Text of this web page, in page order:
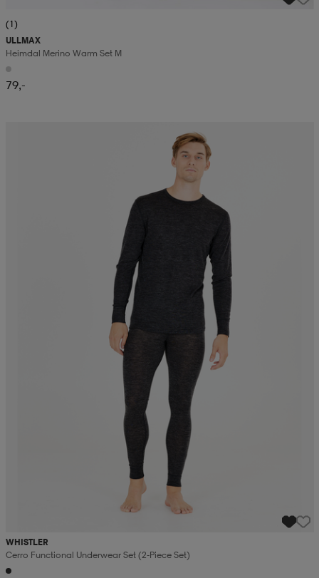
(1)
ULLMAX
Heimdal Merino Warm Set M
79,-
WHISTLER
Cerro Functional Underwear Set (2-Piece Set)